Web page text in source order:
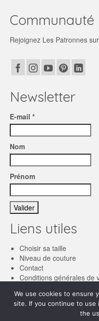
Communauté
Rejoignez Les Patronnes
Newsletter
E-mail *
Nom
Prénom
Liens utiles
Choisir sa taille
Niveau de couture
Contact
Conditions générales de
We use cookies to ensure
site. If you continue to use
the